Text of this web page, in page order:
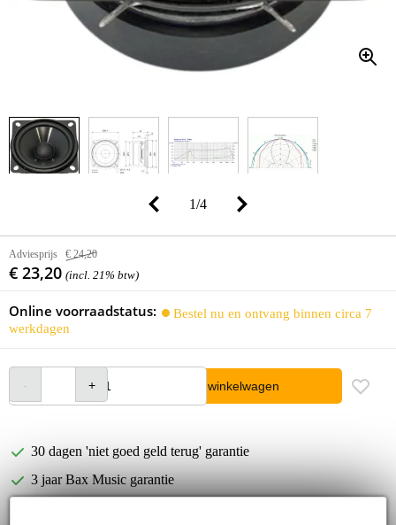
1/4
Adviesprijs € 24,20
€ 23,20 (incl. 21% btw)
Online voorraadstatus:
Bestel nu en ontvang binnen circa 7
werkdagen
In winkelwagen
30 dagen 'niet goed geld terug' garantie
3 jaar Bax Music garantie